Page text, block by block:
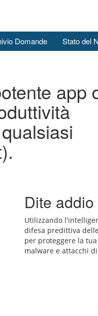
Domande Stato del
app
Dite
Utilizzando
difesa predittiva
per proteggere la
malware e attacchi